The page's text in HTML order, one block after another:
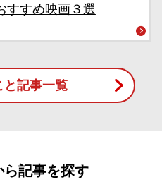
すすめ映画３選
と記事一覧
ら記事を探す